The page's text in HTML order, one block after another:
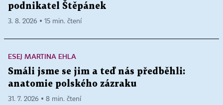
podnikatel Štěpánek
3. 8. 2026 ▪ 15 min. čtení
ESEJ MARTINA EHLA
Smáli jsme se jim a teď nás předběhli:
anatomie polského zázraku
31. 7. 2026 ▪ 8 min. čtení